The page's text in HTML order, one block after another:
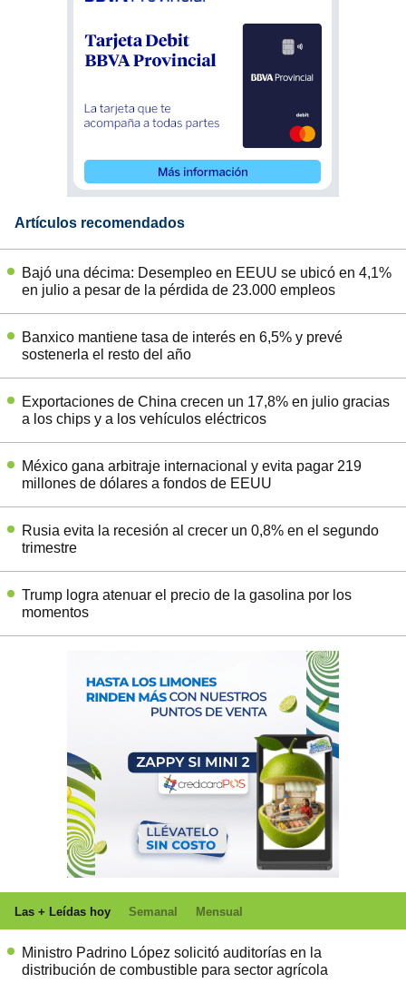
Artículos recomendados
Bajó una décima: Desempleo en EEUU se ubicó en 4,1%
en julio a pesar de la pérdida de 23.000 empleos
Banxico mantiene tasa de interés en 6,5% y prevé
sostenerla el resto del año
Exportaciones de China crecen un 17,8% en julio gracias
a los chips y a los vehículos eléctricos
México gana arbitraje internacional y evita pagar 219
millones de dólares a fondos de EEUU
Rusia evita la recesión al crecer un 0,8% en el segundo
trimestre
Trump logra atenuar el precio de la gasolina por los
momentos
Las + Leídas hoy Semanal Mensual
Ministro Padrino López solicitó auditorías en la
distribución de combustible para sector agrícola